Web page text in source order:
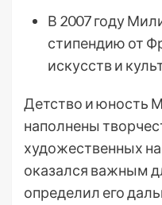
В 2007 году
стипендию от
искусств и
Детство и юность
наполнены
художественных
оказался важным
определил его